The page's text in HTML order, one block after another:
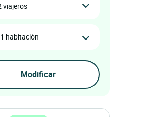
2 viajeros
1 habitación